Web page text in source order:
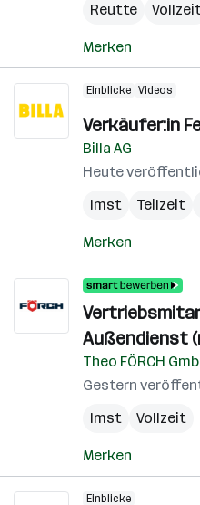
Reutte
Merken
Einblicke Videos
Verkäufer:in
Billa AG
Heute
Imst
Teilzeit
Merken
Außendienst
Theo FÖRCH
Gestern
Imst
Vollzeit
Merken
Einblicke